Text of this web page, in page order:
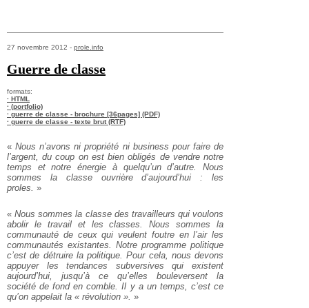
27 novembre 2012 - prole.info
Guerre de classe
formats:
· HTML
· (portfolio)
· guerre de classe - brochure [36pages] (PDF)
· guerre de classe - texte brut (RTF)
«Nous n’avons ni propriété ni business pour faire de
l’argent, du coup on est bien obligés de vendre notre
temps et notre énergie à quelqu’un d’autre. Nous
sommes la classe ouvrière d’aujourd’hui : les
proles. »
«Nous sommes la classe des travailleurs qui voulons
abolir le travail et les classes. Nous sommes la
communauté de ceux qui veulent foutre en l’air les
communautés existantes. Notre programme politique
c’est de détruire la politique. Pour cela, nous devons
appuyer les tendances subversives qui existent
aujourd’hui, jusqu’à ce qu’elles bouleversent la
société de fond en comble. Il y a un temps, c’est ce
qu’on appelait la « révolution ». »